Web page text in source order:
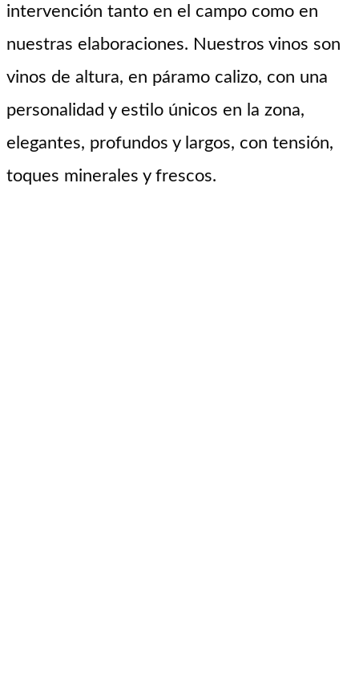
intervención tanto en el campo como en
nuestras elaboraciones. Nuestros vinos son
vinos de altura, en páramo calizo, con una
personalidad y estilo únicos en la zona,
elegantes, profundos y largos, con tensión,
toques minerales y frescos.